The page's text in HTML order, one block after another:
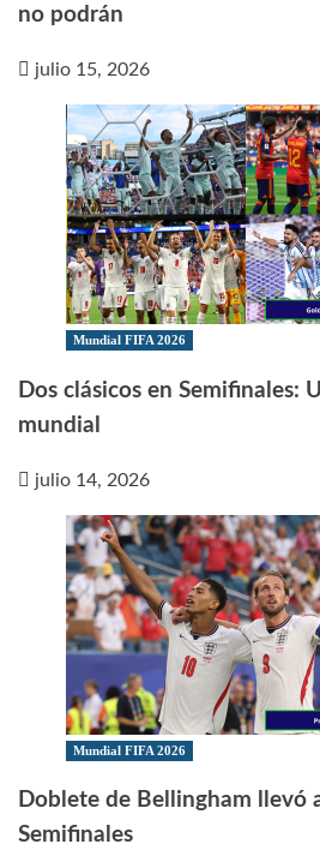
no podrán
julio 15, 2026
Mundial FIFA 2026
Dos clásicos en Semifinales:
mundial
julio 14, 2026
Mundial FIFA 2026
Doblete de Bellingham llevó
Semifinales